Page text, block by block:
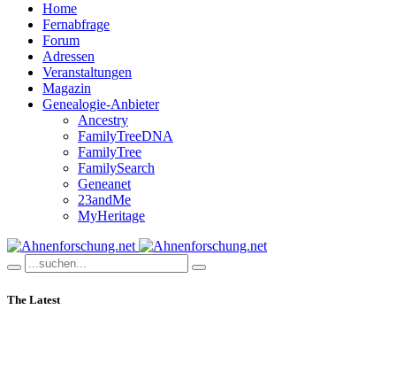
Home
Fernabfrage
Forum
Adressen
Veranstaltungen
Magazin
Genealogie-Anbieter
Ancestry
FamilyTreeDNA
FamilyTree
FamilySearch
Geneanet
23andMe
MyHeritage
The Latest